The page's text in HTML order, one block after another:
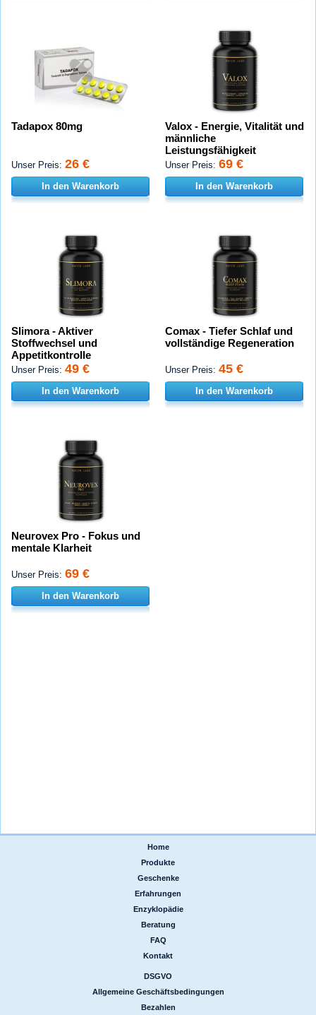
Tadapox 80mg
Unser Preis: 26 €
In den Warenkorb
Valox - Energie, Vitalität und
männliche
Leistungsfähigkeit
Unser Preis: 69 €
In den Warenkorb
Slimora - Aktiver
Stoffwechsel und
Appetitkontrolle
Unser Preis: 49 €
In den Warenkorb
Comax - Tiefer Schlaf und
vollständige Regeneration
Unser Preis: 45 €
In den Warenkorb
Neurovex Pro - Fokus und
mentale Klarheit
Unser Preis: 69 €
In den Warenkorb
Home
Produkte
Geschenke
Erfahrungen
Enzyklopädie
Beratung
FAQ
Kontakt
DSGVO
Allgemeine Geschäftsbedingungen
Bezahlen